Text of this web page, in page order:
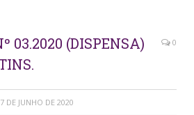
03.2020 (DISPENSA)
0
DE JUNHO DE 2020